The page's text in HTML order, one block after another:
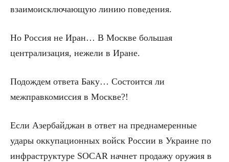
взаимоисключающую линию поведения.
Но Россия не Иран… В Москве большая
централизация, нежели в Иране.
Подождем ответа Баку… Состоится ли
межправкомиссия в Москве?!
Если Азербайджан в ответ на преднамеренные
удары оккупационных войск России в Украине по
инфраструктуре SOCAR начнет продажу оружия в